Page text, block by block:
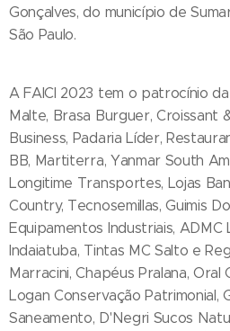
Gonçalves, do município de
São Paulo.
A FAICI 2023 tem o patrocínio
Malte, Brasa Burguer, Croissant
Business, Padaria Líder,
BB, Martiterra, Yanmar South
Longitime Transportes, Lojas
Country, Tecnosemillas, Guimis
Equipamentos Industriais, ADMC
Indaiatuba, Tintas MC Salto e
Marracini, Chapéus Pralana,
Logan Conservação Patrimonial,
Saneamento, D'Negri Sucos